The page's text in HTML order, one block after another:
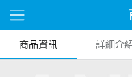
商品資訊 詳細介